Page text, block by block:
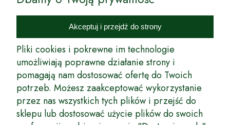
Internetowy Sklep Ogrodniczy Podkarpackie Sady to inicjatywa
podkarpackich szkółkarzy, której zamierzeniem jest wprowadzenie na
rynek wysokiej jakości drzewek owocowych, drzewek ozdobnych oraz
innych produktów pozwalających na uprawianie zarówno małych, jak
i dużych sadów oraz ogrodów.
Wspólnie stworzyliśmy dla Państwa kompleksową ofertę - wspaniałe
produkty, dary ziemi ze szkółek drzewek ozdobnych i owocowych,
których tradycje sięgają roku 1953. Drzewka produkowane są
z najwyższą starannością przez trzecie pokolenie plantatorów.
Długoletnie Doświadczenie sprawiło, że wszystkie drzewka cechuje
Akceptuj i przejdź do strony
Pliki cookies i pokrewne im technologie
umożliwiają poprawne działanie strony i
pomagają nam dostosować ofertę do Twoich
potrzeb. Możesz zaakceptować wykorzystanie
przez nas wszystkich tych plików i przejść do
sklepu lub dostosować użycie plików do swoich